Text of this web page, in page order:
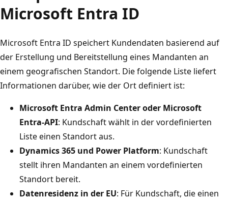
Microsoft Entra ID
Microsoft Entra ID speichert Kundendaten basierend auf
der Erstellung und Bereitstellung eines Mandanten an
einem geografischen Standort. Die folgende Liste liefert
Informationen darüber, wie der Ort definiert ist:
Microsoft Entra Admin Center oder Microsoft
Entra-API: Kundschaft wählt in der vordefinierten
Liste einen Standort aus.
Dynamics 365 und Power Platform: Kundschaft
stellt ihren Mandanten an einem vordefinierten
Standort bereit.
Datenresidenz in der EU: Für Kundschaft, die einen